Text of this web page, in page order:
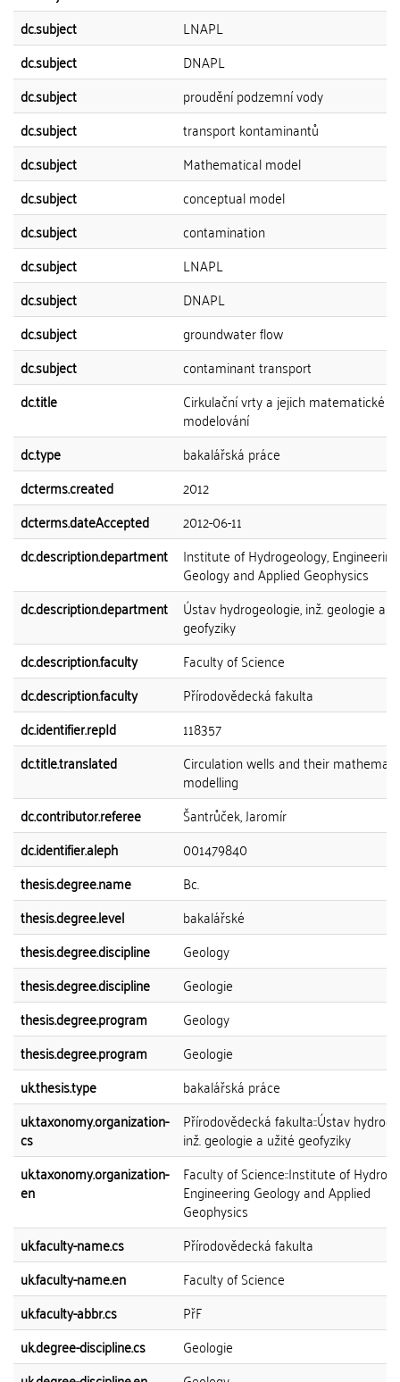
dc.subject
LNAPL
dc.subject
DNAPL
dc.subject
proudění podzemní vody
dc.subject
transport kontaminantů
dc.subject
Mathematical model
dc.subject
conceptual model
dc.subject
contamination
dc.subject
LNAPL
dc.subject
DNAPL
dc.subject
groundwater flow
dc.subject
contaminant transport
dc.title
Cirkulační vrty a jejich matematické
modelování
dc.type
bakalářská práce
dcterms.created
2012
dcterms.dateAccepted
2012-06-11
dc.description.department
Institute of Hydrogeology, Engineering
Geology and Applied Geophysics
dc.description.department
Ústav hydrogeologie, inž. geologie a
geofyziky
dc.description.faculty
Faculty of Science
dc.description.faculty
Přírodovědecká fakulta
dc.identifier.repId
118357
dc.title.translated
Circulation wells and their
modelling
dc.contributor.referee
Šantrůček, Jaromír
dc.identifier.aleph
001479840
thesis.degree.name
Bc.
thesis.degree.level
bakalářské
thesis.degree.discipline
Geology
thesis.degree.discipline
Geologie
thesis.degree.program
Geology
thesis.degree.program
Geologie
uk.thesis.type
bakalářská práce
uk.taxonomy.organization-
cs
Přírodovědecká fakulta::Ústav
inž. geologie a užité geofyziky
uk.taxonomy.organization-
en
Faculty of Science::Institute of
Engineering Geology and Applied
Geophysics
uk.faculty-name.cs
Přírodovědecká fakulta
uk.faculty-name.en
Faculty of Science
uk.faculty-abbr.cs
PřF
uk.degree-discipline.cs
Geologie